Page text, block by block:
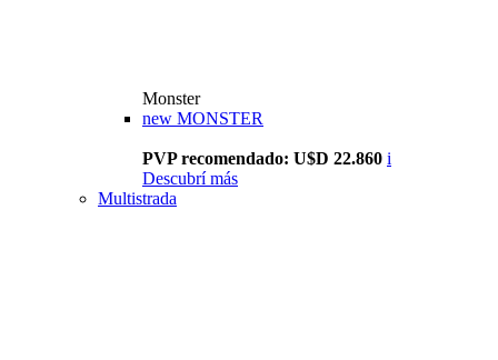
Monster
new MONSTER
PVP recomendado: U$D 22.860 i
Descubrí más
Multistrada